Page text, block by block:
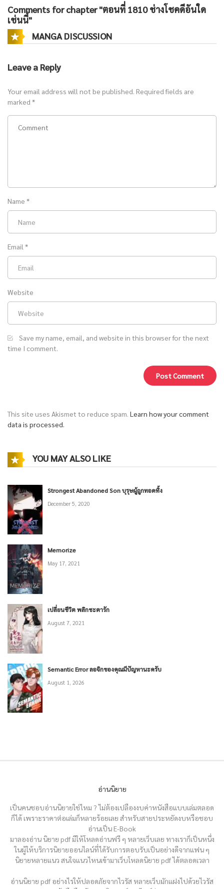
Comments for chapter "ตอนที่ 1810 ช่างโชคดีอันใด
เช่นนี้"
MANGA DISCUSSION
Leave a Reply
Your email address will not be published. Required fields are
marked *
Name *
Email *
Website
Save my name, email, and website in this browser for the next
time I comment.
This site uses Akismet to reduce spam. Learn how your comment
data is processed.
YOU MAY ALSO LIKE
Strongest Abandoned Son บุรุษผู้ถูกทอดทิ้ง
December 5, 2020
Memorize
May 17, 2021
เปลี่ยนชีวิต พลิกชะตารัก
August 7, 2021
Semantic Error ลอจิกของคุณมีปัญหานะครับ
August 1, 2026
อ่านนิยาย
เป็นคนชอบอ่านนิยายใช่ไหม ? ไม่ต้องเปลืองงบค่าหนังสือแบบเล่มตลอด
ก็ได้ เพราะราคาต่อเล่มก็หลายร้อยเลย สำหรับสายประหยัดงบหรือชอบ
อ่านเป็น E-Book
มาลองอ่าน นิยาย pdf มีให้โหลดอ่านฟรี ๆ หลายเว็บเลย ทางเราก็เป็นหนึ่ง
ในผู้ให้บริการนิยายออนไลน์ที่ได้รับการตอบรับเป็นอย่างดีจากแฟน ๆ
นิยายหลายแนว สนใจแนวไหนเข้ามาเว็บโหลดนิยาย pdf ได้ตลอดเวลา
อ่านนิยาย pdf อย่างไรให้ปลอดภัยจากไวรัส หลายเว็บมักแฝงไปด้วยไวรัส